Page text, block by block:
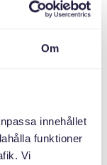
Om
innehållet
funktioner
Vi